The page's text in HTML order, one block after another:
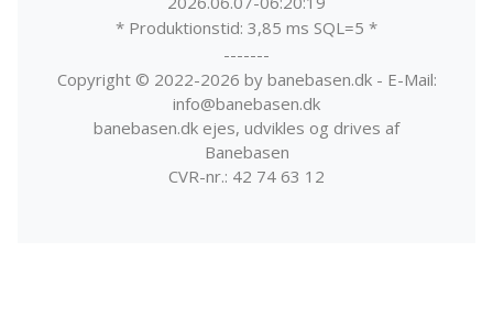
* Produktionstid: 3,85 ms SQL=5 *
-------
Copyright © 2022-2026 by banebasen.dk - E-Mail:
info@banebasen.dk
banebasen.dk ejes, udvikles og drives af
Banebasen
CVR-nr.: 42 74 63 12